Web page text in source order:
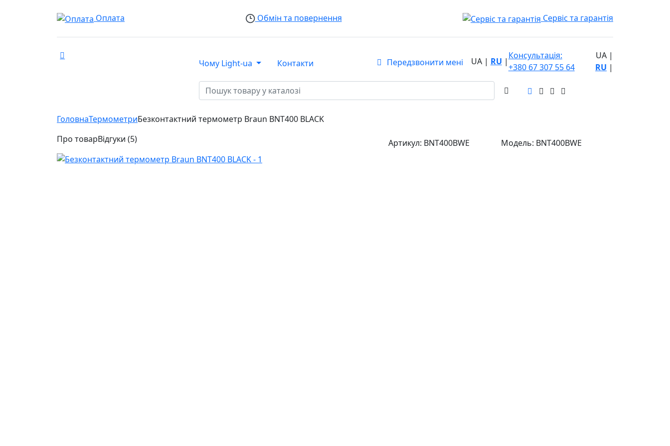
Оплата Обмін та повернення Сервіс та гарантія
Чому Light-ua Контакти Передзвонити мені UA | RU |
Консультація:
+380 67 307 55 64
UA |
RU |
ГоловнаТермометриБезконтактний термометр Braun BNT400 BLACK
Про товарВідгуки (5) Артикул: BNT400BWE Модель: BNT400BWE